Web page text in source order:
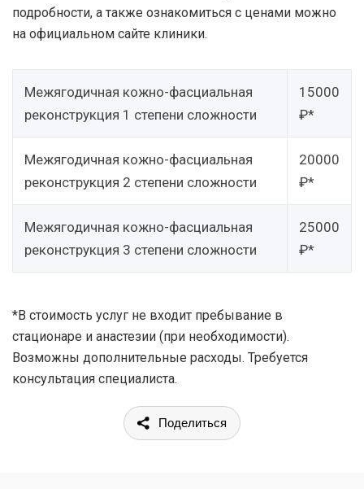
подробности, а также ознакомиться с ценами можно
на официальном сайте клиники.
Межягодичная кожно-фасциальная
реконструкция 1 степени сложности
15000
₽*
Межягодичная кожно-фасциальная
реконструкция 2 степени сложности
20000
₽*
Межягодичная кожно-фасциальная
реконструкция 3 степени сложности
25000
₽*
*В стоимость услуг не входит пребывание в
стационаре и анастезии (при необходимости).
Возможны дополнительные расходы. Требуется
консультация специалиста.
Поделиться